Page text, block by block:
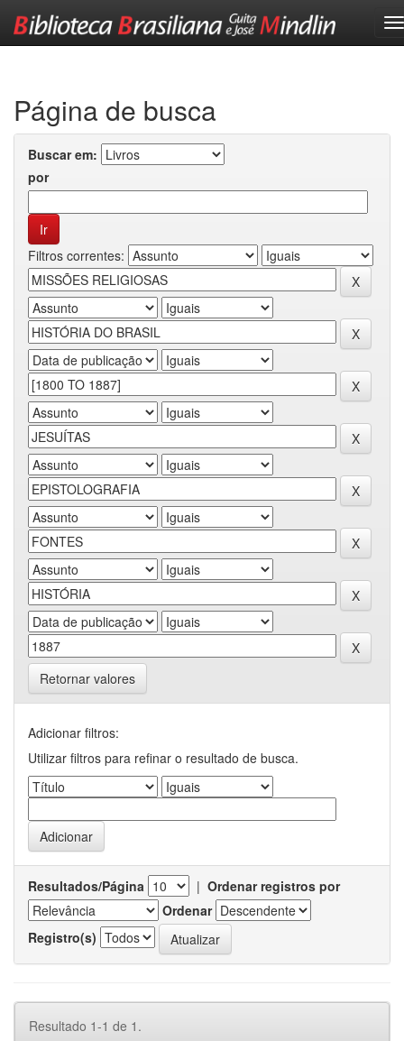
Página de busca
Buscar em:
por
Filtros correntes:
Retornar valores
Adicionar filtros:
Utilizar filtros para refinar o resultado de busca.
Resultados/Página | Ordenar registros por
Ordenar
Registro(s)
Resultado 1-1 de 1.